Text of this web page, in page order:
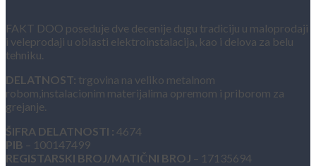
FAKT DOO poseduje dve decenije dugu tradiciju u maloprodaji
i veleprodaji u oblasti elektroinstalacija, kao i delova za belu
tehniku.
DELATNOST: trgovina na veliko metalnom
robom,instalacionim materijalima opremom i priborom za
grejanje.
ŠIFRA DELATNOSTI : 4674
PIB – 100147499
REGISTARSKI BROJ/MATIČNI BROJ – 17135694